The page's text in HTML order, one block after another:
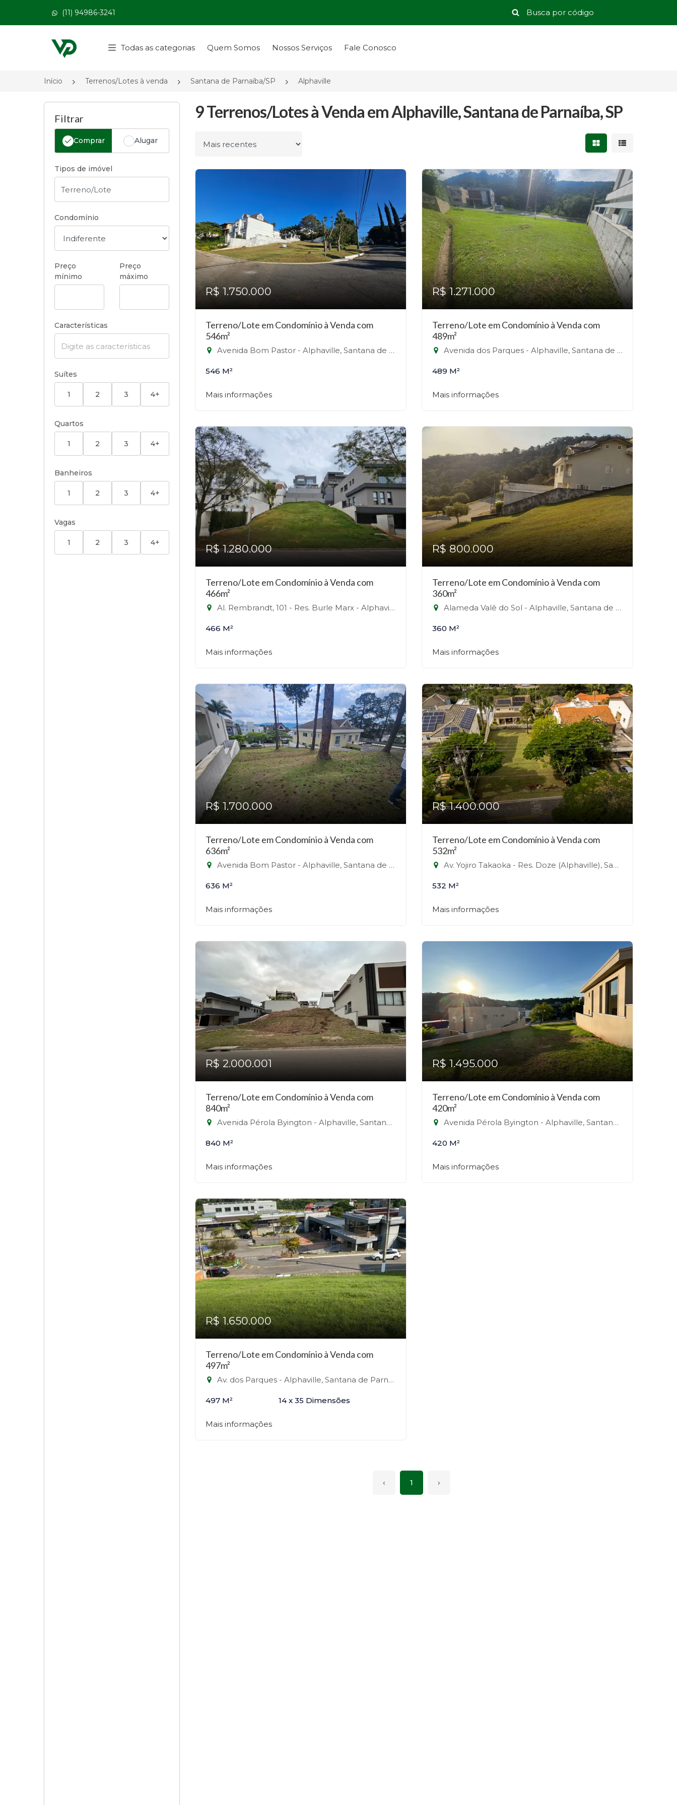
(11) 94986-3241
Página inicial
Todas as categorias Quem Somos Nossos Serviços Fale Conosco
Início Terrenos/Lotes à venda Santana de Parnaíba/SP Alphaville
Filtrar
Comprar Alugar
Tipos de imóvel
Condomínio
Preço
mínimo
Preço
máximo
Características
Suítes
1 2 3 4+
Quartos
1 2 3 4+
Banheiros
1 2 3 4+
Vagas
1 2 3 4+
9 Terrenos/Lotes à Venda em Alphaville, Santana de Parnaíba, SP
Ordenar por Mostrar resultados
Mostrar
R$ 1.750.000
Terreno/Lote em Condomínio à Venda com
546m²
Avenida Bom Pastor - Alphaville, Santana de Parnaíba-SP
546 M²
Mais informações
R$ 1.271.000
Terreno/Lote em Condomínio à Venda com
489m²
Avenida dos Parques - Alphaville, Santana de Parnaíba-SP
489 M²
Mais informações
R$ 1.280.000
Terreno/Lote em Condomínio à Venda com
466m²
Al. Rembrandt, 101 - Res. Burle Marx - Alphaville, Santana de Parnaíba-SP
466 M²
Mais informações
R$ 800.000
Terreno/Lote em Condomínio à Venda com
360m²
Alameda Valê do Sol - Alphaville, Santana de Parnaíba-SP
360 M²
Mais informações
R$ 1.700.000
Terreno/Lote em Condomínio à Venda com
636m²
Avenida Bom Pastor - Alphaville, Santana de Parnaíba-SP
636 M²
Mais informações
R$ 1.400.000
Terreno/Lote em Condomínio à Venda com
532m²
Av. Yojiro Takaoka - Res. Doze (Alphaville), Santana de Parnaíba - SP - Alphaville, Santana de Parnaíba-SP
532 M²
Mais informações
R$ 2.000.001
Terreno/Lote em Condomínio à Venda com
840m²
Avenida Pérola Byington - Alphaville, Santana de Parnaíba-SP
840 M²
Mais informações
R$ 1.495.000
Terreno/Lote em Condomínio à Venda com
420m²
Avenida Pérola Byington - Alphaville, Santana de Parnaíba-SP
420 M²
Mais informações
R$ 1.650.000
Terreno/Lote em Condomínio à Venda com
497m²
Av. dos Parques - Alphaville, Santana de Parnaíba-SP
497 M² 14 x 35 Dimensões
Mais informações
‹ 1 ›